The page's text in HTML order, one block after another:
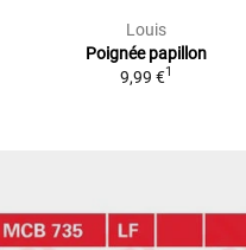
Louis
Poignée papillon
9,99 €1